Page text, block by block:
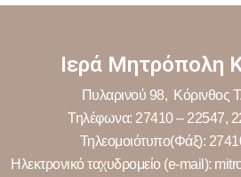
Ιερά Μητρόπολη
Πυλαρινού 98, Κόρινθος
Τηλέφωνα: 27410 – 22547,
Τηλεομοιότυπο(Φάξ):
Ηλεκτρονικό ταχυδρομείο (e-mail):